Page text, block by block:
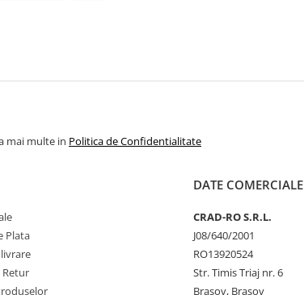
mai multe in Politica de Confidentialitate
Plata
Retur
DATE COMERCIALE
CRAD-RO S.R.L.
J08/640/2001
RO13920524
Str. Timis Triaj nr. 6
Brasov, Brasov